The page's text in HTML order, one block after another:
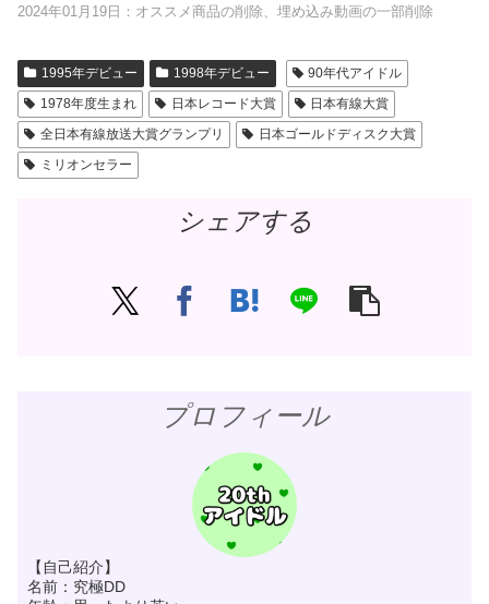
2024年01月19日：オススメ商品の削除、埋め込み動画の一部削除
1995年デビュー 1998年デビュー
90年代アイドル
1978年度生まれ
日本レコード大賞
日本有線大賞
全日本有線放送大賞グランプリ
日本ゴールドディスク大賞
ミリオンセラー
シェアする
プロフィール
【自己紹介】
名前：究極DD